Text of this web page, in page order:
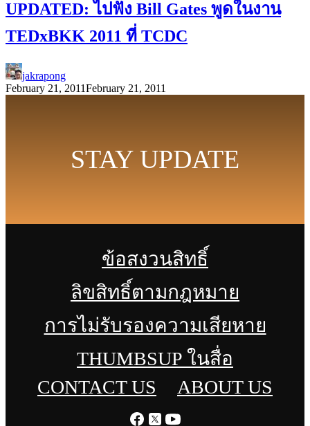
UPDATED: ไปฟัง Bill Gates พูดในงาน
TEDxBKK 2011 ที่ TCDC
jakrapong
February 21, 2011February 21, 2011
STAY UPDATE
ข้อสงวนสิทธิ์
ลิขสิทธิ์ตามกฎหมาย
การไม่รับรองความเสียหาย
THUMBSUP ในสื่อ
CONTACT US
ABOUT US